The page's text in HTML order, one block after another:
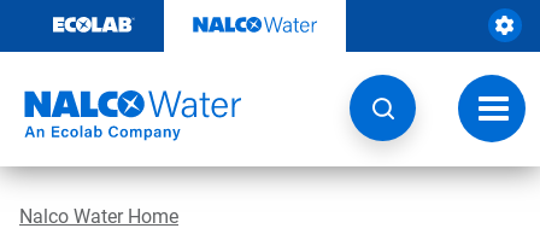
content
Nalco Water Home